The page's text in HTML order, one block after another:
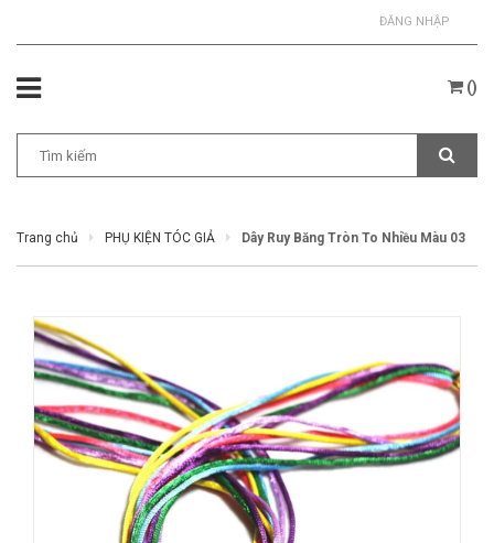
ĐĂNG NHẬP
()
Trang chủ PHỤ KIỆN TÓC GIẢ Dây Ruy Băng Tròn To Nhiều Màu 03